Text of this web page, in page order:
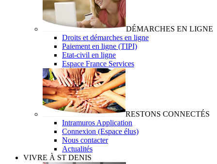
DÉMARCHES EN LIGNE
Droits et démarches en ligne
Paiement en ligne (TIPI)
Etat-civil en ligne
Espace France Services
RESTONS CONNECTÉS
Intramuros Application
Connexion (Espace élus)
Nous contacter
Actualités
VIVRE À ST DENIS